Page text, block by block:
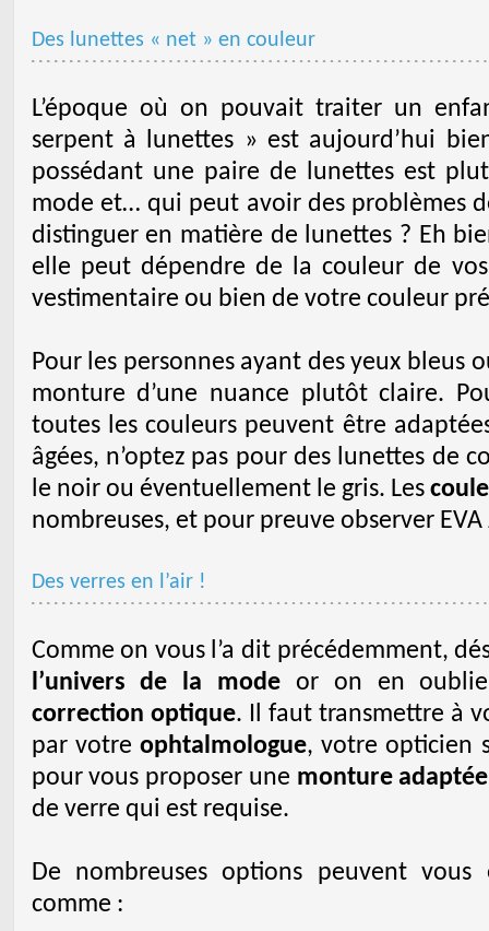
Des lunettes « net » en couleur
L’époque où on pouvait traiter un
serpent à lunettes » est aujourd’hui
possédant une paire de lunettes est
mode et… qui peut avoir des problèmes
distinguer en matière de lunettes ? Eh
elle peut dépendre de la couleur de
vestimentaire ou bien de votre couleur
Pour les personnes ayant des yeux bleus
monture d’une nuance plutôt claire.
toutes les couleurs peuvent être
âgées, n’optez pas pour des lunettes de
le noir ou éventuellement le gris. Les
nombreuses, et pour preuve observer EVA
Des verres en l’air !
Comme on vous l’a dit précédemment,
l’univers de la mode or on en oublie
correction optique. Il faut transmettre à
par votre ophtalmologue, votre opticien
pour vous proposer une monture
de verre qui est requise.
De nombreuses options peuvent
comme :